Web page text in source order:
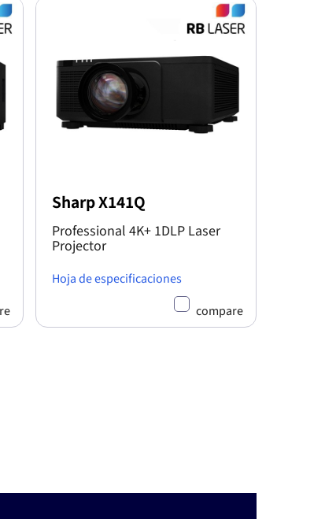
Sharp X141Q
Professional 4K+ 1DLP Laser
Projector
Hoja de especificaciones
compare